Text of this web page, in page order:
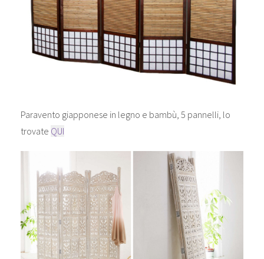
Paravento giapponese in legno e bambù, 5 pannelli, lo
trovate QUI